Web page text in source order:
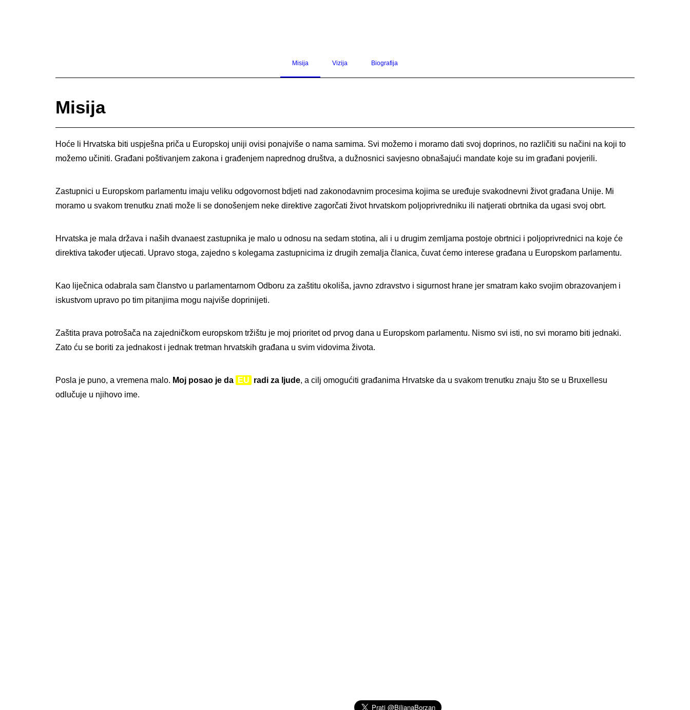
Misija Vizija Biografija
Misija
Hoće li Hrvatska biti uspješna priča u Europskoj uniji ovisi ponajviše o nama samima. Svi možemo i moramo dati svoj doprinos, no različiti su načini na koji to
možemo učiniti. Građani poštivanjem zakona i građenjem naprednog društva, a dužnosnici savjesno obnašajući mandate koje su im građani povjerili.
Zastupnici u Europskom parlamentu imaju veliku odgovornost bdjeti nad zakonodavnim procesima kojima se uređuje svakodnevni život građana Unije. Mi
moramo u svakom trenutku znati može li se donošenjem neke direktive zagorčati život hrvatskom poljoprivredniku ili natjerati obrtnika da ugasi svoj obrt.
Hrvatska je mala država i naših dvanaest zastupnika je malo u odnosu na sedam stotina, ali i u drugim zemljama postoje obrtnici i poljoprivrednici na koje će
direktiva također utjecati. Upravo stoga, zajedno s kolegama zastupnicima iz drugih zemalja članica, čuvat ćemo interese građana u Europskom parlamentu.
Kao liječnica odabrala sam članstvo u parlamentarnom Odboru za zaštitu okoliša, javno zdravstvo i sigurnost hrane jer smatram kako svojim obrazovanjem i
iskustvom upravo po tim pitanjima mogu najviše doprinijeti.
Zaštita prava potrošača na zajedničkom europskom tržištu je moj prioritet od prvog dana u Europskom parlamentu. Nismo svi isti, no svi moramo biti jednaki.
Zato ću se boriti za jednakost i jednak tretman hrvatskih građana u svim vidovima života.
Posla je puno, a vremena malo. Moj posao je da EU radi za ljude, a cilj omogućiti građanima Hrvatske da u svakom trenutku znaju što se u Bruxellesu
odlučuje u njihovo ime.